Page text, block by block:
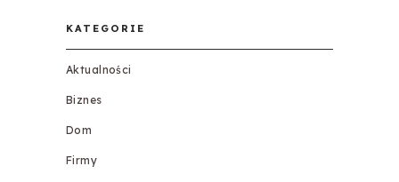
KATEGORIE
Aktualności
Biznes
Dom
Firmy